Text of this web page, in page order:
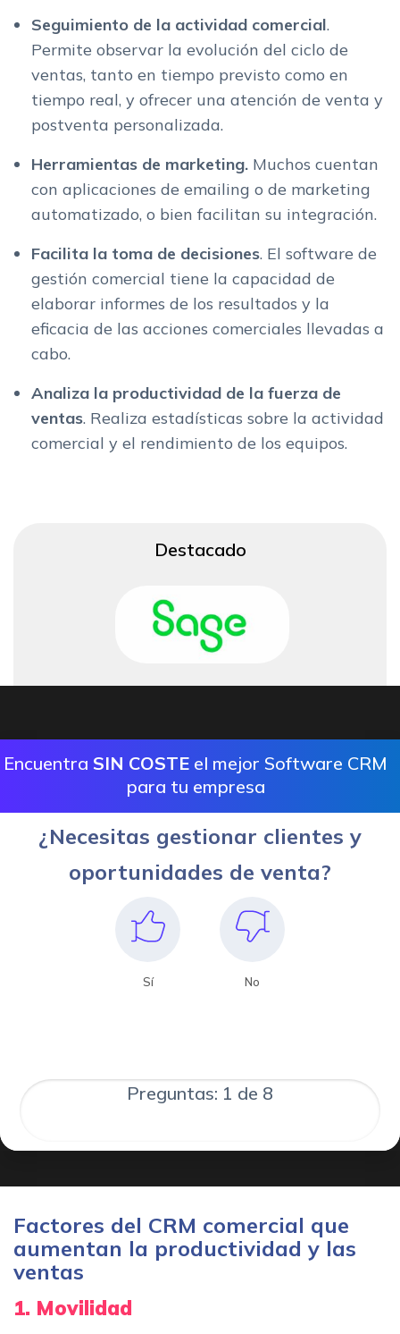
Seguimiento de la actividad comercial.
Permite observar la evolución del ciclo de
ventas, tanto en tiempo previsto como en
tiempo real, y ofrecer una atención de venta y
postventa personalizada.
Herramientas de marketing. Muchos cuentan
con aplicaciones de emailing o de marketing
automatizado, o bien facilitan su integración.
Facilita la toma de decisiones. El software de
gestión comercial tiene la capacidad de
elaborar informes de los resultados y la
eficacia de las acciones comerciales llevadas a
cabo.
Analiza la productividad de la fuerza de
ventas. Realiza estadísticas sobre la actividad
comercial y el rendimiento de los equipos.
Destacado
Encuentra SIN COSTE el mejor Software CRM
para tu empresa
¿Necesitas gestionar clientes y
oportunidades de venta?
Sí No
Preguntas: 1 de 8
Factores del CRM comercial que
aumentan la productividad y las
ventas
1. Movilidad